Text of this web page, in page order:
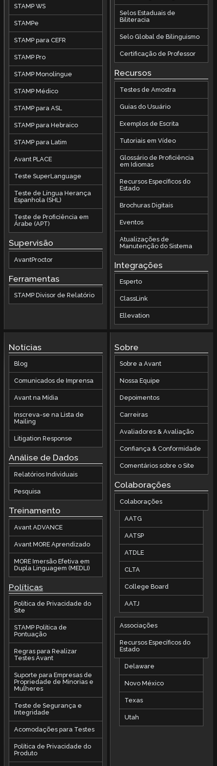
STAMP WS
STAMPe
STAMP para CEFR
STAMP Pro
STAMP Monolíngue
STAMP Médico
STAMP para ASL
STAMP para Hebraico
STAMP para Latim
Avant PLACE
Teste SuperLanguage
Teste de Língua Herança
Espanhola (SHL)
Teste de Proficiência em
Árabe (APT)
Supervisão
AvantProctor
Ferramentas
STAMP Divisor de Relatório
Selos Estaduais de
Biliteracia
Selo Global de Bilinguismo
Certificação de Professor
Recursos
Testes de Amostra
Guias do Usuário
Exemplos de Escrita
Tutoriais em Vídeo
Glossário de Proficiência
em Idiomas
Recursos Específicos do
Estado
Brochuras Digitais
Eventos
Atualizações de
Manutenção do Sistema
Integrações
Esperto
ClassLink
Ellevation
Notícias
Blog
Comunicados de Imprensa
Avant na Mídia
Inscreva-se na Lista de
Mailing
Litigation Response
Análise de Dados
Relatórios Individuais
Pesquisa
Treinamento
Avant ADVANCE
Avant MORE Aprendizado
MORE Imersão Efetiva em
Dupla Linguagem (MEDLI)
Políticas
Política de Privacidade do
Site
STAMP Política de
Pontuação
Regras para Realizar
Testes Avant
Suporte para Empresas de
Propriedade de Minorias e
Mulheres
Teste de Segurança e
Integridade
Acomodações para Testes
Política de Privacidade do
Produto
Sobre
Sobre a Avant
Nossa Equipe
Depoimentos
Carreiras
Avaliadores & Avaliação
Confiança & Conformidade
Comentários sobre o Site
Colaborações
Colaborações
AATG
AATSP
ATDLE
CLTA
College Board
AATJ
Associações
Recursos Específicos do
Estado
Delaware
Novo México
Texas
Utah